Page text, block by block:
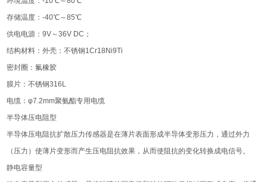
存储温度：-40℃～85℃
供电电源：9V～36V DC；
结构材料：外壳：不锈钢1Cr18Ni9Ti
密封圈：氟橡胶
膜片：不锈钢316L
电缆：φ7.2mm聚氨酯专用电缆
半导体压电阻型
半导体压电阻抗扩散压力传感器是在薄片表面形成半导体变形压力，通过外力
（压力）使薄片变形而产生压电阻抗效果，从而使阻抗的变化转换成电信号。
静电容量型